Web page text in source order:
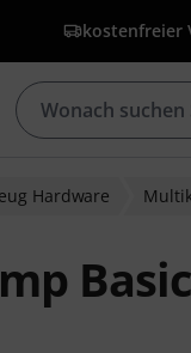
kostenfreier
Hardware
Basic